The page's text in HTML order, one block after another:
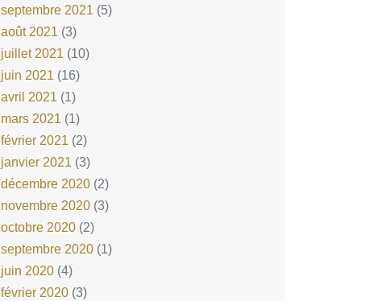
septembre 2021(5)
août 2021(3)
juillet 2021(10)
juin 2021(16)
avril 2021(1)
mars 2021(1)
février 2021(2)
janvier 2021(3)
décembre 2020(2)
novembre 2020(3)
octobre 2020(2)
septembre 2020(1)
juin 2020(4)
février 2020(3)